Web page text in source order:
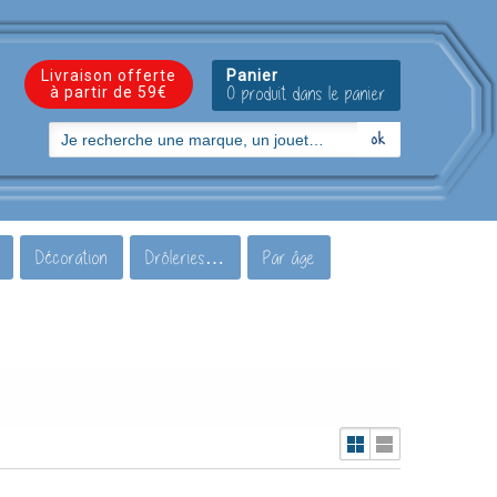
Livraison offerte
à partir de 59€
Panier
0 produit dans le panier
Décoration Drôleries… Par âge